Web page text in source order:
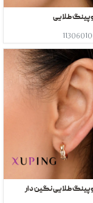
طلایی
طلایی نگین دار